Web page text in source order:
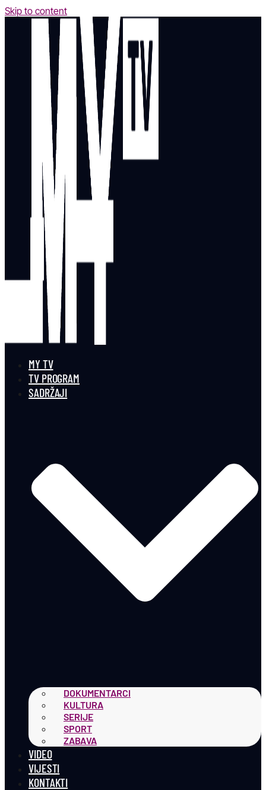
Skip to content
MY TV
TV PROGRAM
SADRŽAJI
DOKUMENTARCI
KULTURA
SERIJE
SPORT
ZABAVA
VIDEO
VIJESTI
KONTAKTI